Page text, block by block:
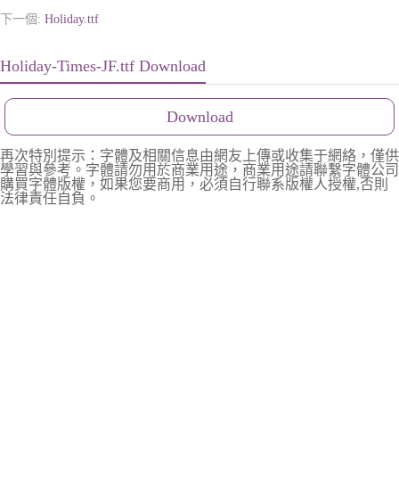
下一個: Holiday.ttf
Holiday-Times-JF.ttf Download
Download
再次特別提示：字體及相關信息由網友上傳或收集于網絡，僅供
學習與參考。字體請勿用於商業用途，商業用途請聯繫字體公司
購買字體版權，如果您要商用，必須自行聯系版權人授權,否則
法律責任自負。